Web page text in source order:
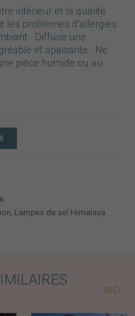
intérieur et la qualité
les problèmes d’allergies
. Diffuse une
et apaisante . Ne
pièce humide ou au
, Lampes de sel Himalaya